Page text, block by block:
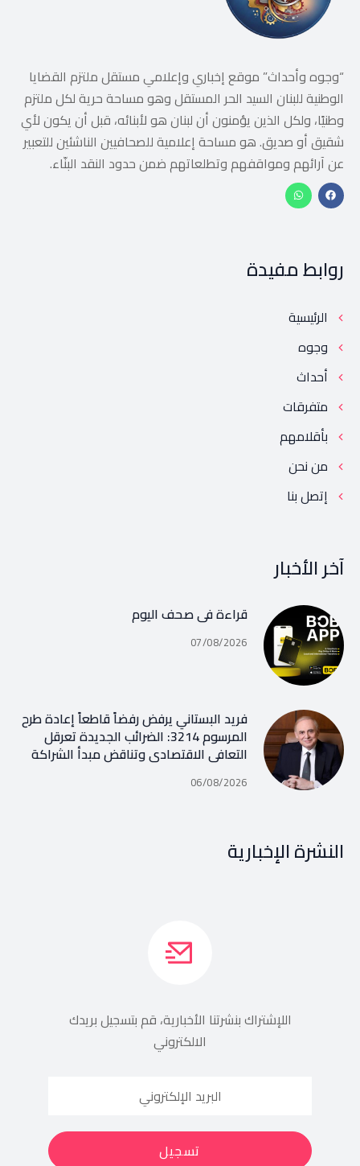
“وجوه وأحداث” موقع إخباري وإعلامي مستقل ملتزم القضايا
الوطنية للبنان السيد الحر المستقل وهو مساحة حرية لكل ملتزم
وطنيًا، ولكل الذين يؤمنون أن لبنان هو لأبنائه، قبل أن يكون لأي
شقيق أو صديق. هو مساحة إعلامية للصحافيين الناشئين للتعبير
عن آرائهم ومواقفهم وتطلعاتهم ضمن حدود النقد البنّاء.
روابط مفيدة
الرئيسية
وجوه
أحداث
متفرقات
بأقلامهم
من نحن
إتصل بنا
آخر الأخبار
قراءة في صحف اليوم
07/08/2026
فريد البستاني يرفض رفضاً قاطعاً إعادة طرح
المرسوم 3214: الضرائب الجديدة تعرقل
التعافي الاقتصادي وتناقض مبدأ الشراكة
06/08/2026
النشرة الإخبارية
اللإشتراك بنشرتنا الأخبارية، قم بتسجيل بريدك
الالكتروني